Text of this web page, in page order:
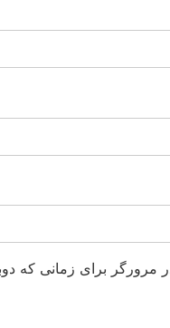
مرورگر برای زمانی که